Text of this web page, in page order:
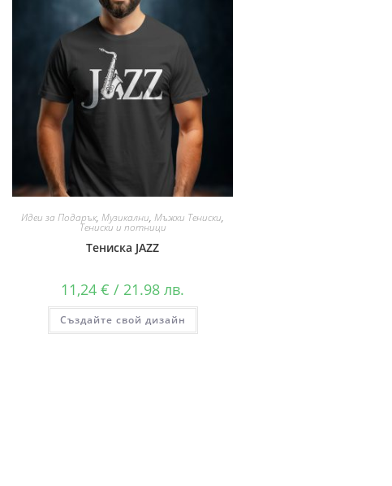
Идеи за Подарък,Музикални,Мъжки Тениски,
Тениски и потници
Тениска JAZZ
11,24€ / 21.98 лв.
Създайте свой дизайн